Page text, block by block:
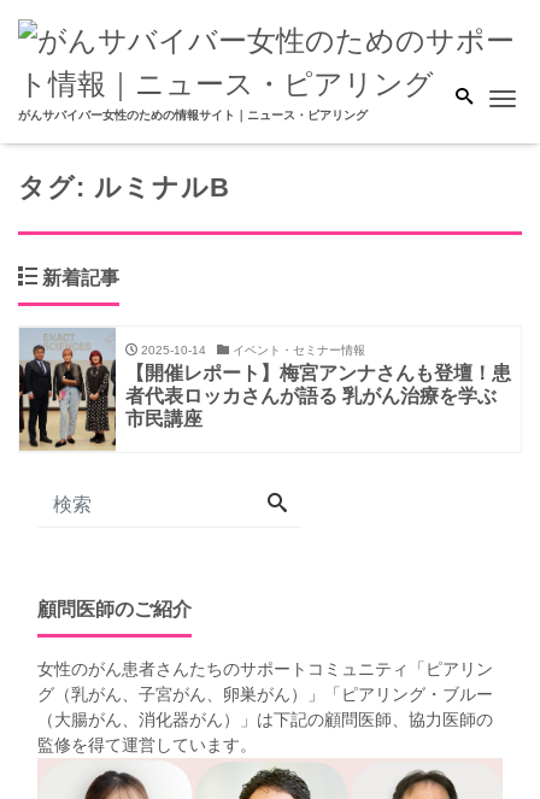
がんサバイバー女性のための情報サイト｜ニュース・ピアリング
タグ: ルミナルB
新着記事
2025-10-14 イベント・セミナー情報
【開催レポート】梅宮アンナさんも登壇！患
者代表ロッカさんが語る 乳がん治療を学ぶ
市民講座
顧問医師のご紹介
女性のがん患者さんたちのサポートコミュニティ「 ピアリン
グ（乳がん、子宮がん、卵巣がん）
」「 ピアリング・ブルー
（大腸がん、消化器がん）
」は下記の顧問医師、協力医師の
監修を得て運営しています。